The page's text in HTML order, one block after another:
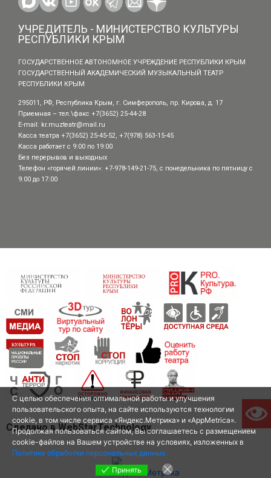
УЧРЕДИТЕЛЬ - МИНИСТЕРСТВО КУЛЬТУРЫ
РЕСПУБЛИКИ КРЫМ
ГОСУДАРСТВЕННОЕ АВТОНОМНОЕ УЧРЕЖДЕНИЕ РЕСПУБЛИКИ КРЫМ
ГОСУДАРСТВЕННЫЙ АКАДЕМИЧЕСКИЙ МУЗЫКАЛЬНЫЙ ТЕАТР
РЕСПУБЛИКИ КРЫМ
295011, РФ, Республика Крым, г. Симферополь, пр. Кирова, д. 17
Приемная – тел.\факс +7(3652) 25-44-28
E-mail: kr.muzteatr@mail.ru
Касса театра +7(3652) 25-45-52, +7(978) 563-15-45
Касса работает с 9:00 по 19:00
Без перерывов и выходных
Телефон «горячей линии»: +7-978-149-21-75, с понедельника по пятницу с
9:00 до 17:00
Сделано в WebStarTechnology
С целью обеспечения оптимальной работы и улучшения
пользовательского опыта, на сайте используются технологии
cookie, в том числе сервиса «Яндекс.Метрика» и «AppMetrica».
Продолжая пользоваться сайтом, Вы соглашаетесь с размещением
cookie-файлов на Вашем устройстве на условиях, изложенных в
Политике обработки персональных данных.
Принять